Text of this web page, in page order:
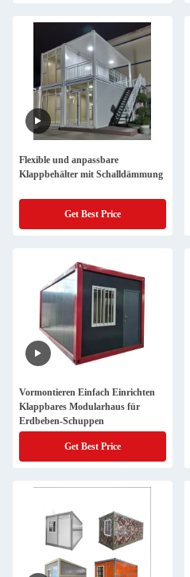
Flexible und anpassbare
Klappbehälter mit Schalldämmung
Get Best Price
Vormontieren Einfach Einrichten
Klappbares Modularhaus für
Erdbeben-Schuppen
Get Best Price